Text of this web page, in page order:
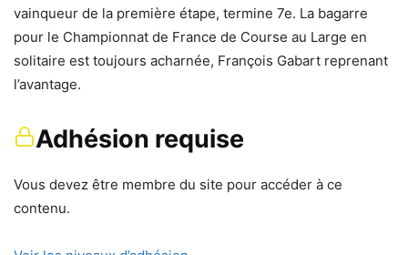
vainqueur de la première étape, termine 7e. La bagarre
pour le Championnat de France de Course au Large en
solitaire est toujours acharnée, François Gabart reprenant
l’avantage.
Adhésion requise
Vous devez être membre du site pour accéder à ce
contenu.